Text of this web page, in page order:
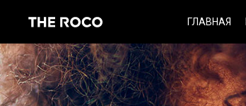
content
ГЛАВНАЯ